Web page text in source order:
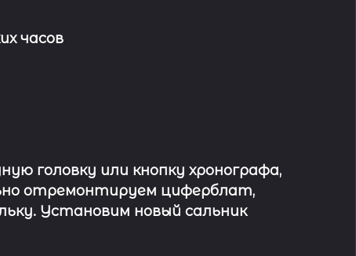
часов
головку или кнопку хронографа,
отремонтируем циферблат,
Установим новый сальник